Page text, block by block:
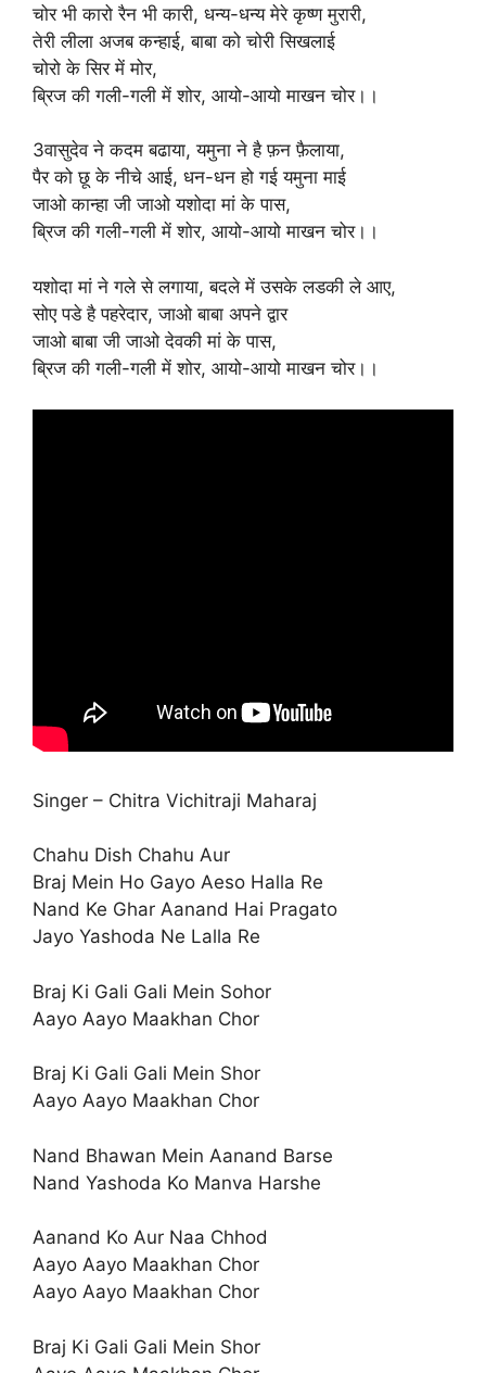
चोर भी कारो रैन भी कारी, धन्य-धन्य मेरे कृष्ण मुरारी,
तेरी लीला अजब कन्हाई, बाबा को चोरी सिखलाई
चोरो के सिर में मोर,
ब्रिज की गली-गली में शोर, आयो-आयो माखन चोर।।
3वासुदेव ने कदम बढाया, यमुना ने है फ़न फ़ैलाया,
पैर को छू के नीचे आई, धन-धन हो गई यमुना माई
जाओ कान्हा जी जाओ यशोदा मां के पास,
ब्रिज की गली-गली में शोर, आयो-आयो माखन चोर।।
यशोदा मां ने गले से लगाया, बदले में उसके लडकी ले आए,
सोए पडे है पहरेदार, जाओ बाबा अपने द्वार
जाओ बाबा जी जाओ देवकी मां के पास,
ब्रिज की गली-गली में शोर, आयो-आयो माखन चोर।।
Singer – Chitra Vichitraji Maharaj
Chahu Dish Chahu Aur
Braj Mein Ho Gayo Aeso Halla Re
Nand Ke Ghar Aanand Hai Pragato
Jayo Yashoda Ne Lalla Re
Braj Ki Gali Gali Mein Sohor
Aayo Aayo Maakhan Chor
Braj Ki Gali Gali Mein Shor
Aayo Aayo Maakhan Chor
Nand Bhawan Mein Aanand Barse
Nand Yashoda Ko Manva Harshe
Aanand Ko Aur Naa Chhod
Aayo Aayo Maakhan Chor
Aayo Aayo Maakhan Chor
Braj Ki Gali Gali Mein Shor